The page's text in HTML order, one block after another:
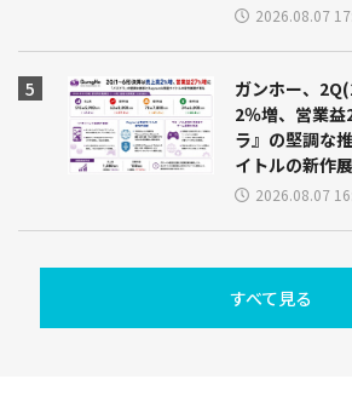
2026.08.07
ガンホー、
2％増、営業
ラ』の堅調な
イトルの新作
2026.08.07
すべて見る